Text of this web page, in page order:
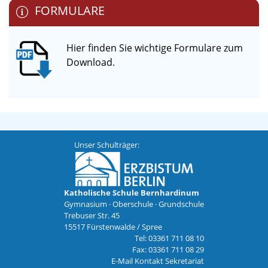
FORMULARE
Hier finden Sie wichtige Formulare zum
Download.
Unser Schulträger:
Katholische Schule Bernhardinum
Gymnasium · Oberschule · Grundschule
Trebuser Str. 45
15517 Fürstenwalde / Spree
Tel: 03361 711 08 10
Fax: 03361 711 08 29
E-Mail Kontakt Sekretariat